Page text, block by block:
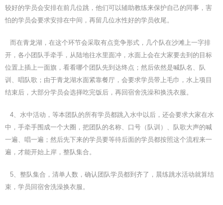
较好的学员会安排在前几位跳，他们可以辅助教练来保护自己的同事，害
怕的学员会要求安排在中间，再留几位水性好的学员收尾。
而在青龙湖，在这个环节会采取有点竞争形式，几个队在沙滩上一字排
开，各小团队手牵手，从陆地往水里面冲，水面上会在大家要去到的目标
位置上插上一面旗，看看哪个团队先到达终点；然后依然是喊队名、队
训、唱队歌；由于青龙湖水面紧靠餐厅，会要求学员带上毛巾，水上项目
结束后，大部分学员会选择吃完饭后，再回宿舍洗澡和换洗衣服。
4、水中活动，等本团队的所有学员都跳入水中以后，还会要求大家在水
中，手牵手围成一个大圈，把团队的名称、口号（队训）、队歌大声的喊
一遍、唱一遍；然后先下来的学员要等待后面的学员都按照这个流程来一
遍，才能开始上岸，整队集合。
5、整队集合，清单人数，确认团队学员都到齐了，晨练跳水活动就算结
束，学员回宿舍洗澡换衣服。